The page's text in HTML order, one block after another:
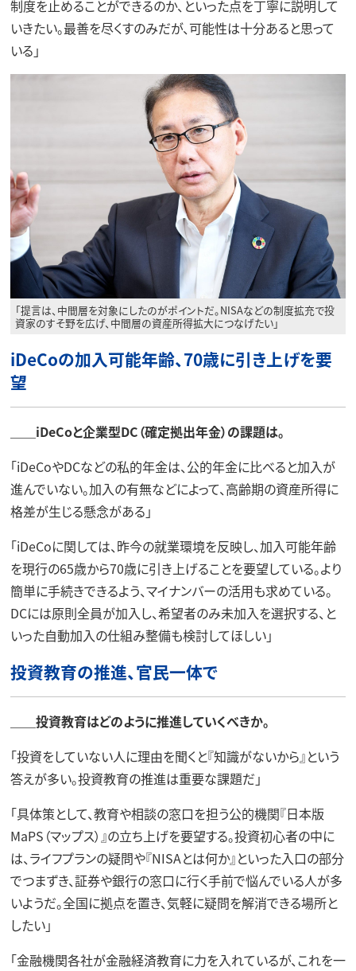
制度を止めることができるのか、といった点を丁寧に説明して
いきたい。最善を尽くすのみだが、可能性は十分あると思って
いる」
「提言は、中間層を対象にしたのがポイントだ。NISAなどの制度拡充で投
資家のすそ野を広げ、中間層の資産所得拡大につなげたい」
iDeCoの加入可能年齢、70歳に引き上げを要
望
＿＿iDeCoと企業型DC（確定拠出年金）の課題は。
「iDeCoやDCなどの私的年金は、公的年金に比べると加入が
進んでいない。加入の有無などによって、高齢期の資産所得に
格差が生じる懸念がある」
「iDeCoに関しては、昨今の就業環境を反映し、加入可能年齢
を現行の65歳から70歳に引き上げることを要望している。より
簡単に手続きできるよう、マイナンバーの活用も求めている。
DCには原則全員が加入し、希望者のみ未加入を選択する、と
いった自動加入の仕組み整備も検討してほしい」
投資教育の推進、官民一体で
＿＿投資教育はどのように推進していくべきか。
「投資をしていない人に理由を聞くと『知識がないから』という
答えが多い。投資教育の推進は重要な課題だ」
「具体策として、教育や相談の窓口を担う公的機関『日本版
MaPS（マップス）』の立ち上げを要望する。投資初心者の中に
は、ライフプランの疑問や『NISAとは何か』といった入口の部分
でつまずき、証券や銀行の窓口に行く手前で悩んでいる人が多
いようだ。全国に拠点を置き、気軽に疑問を解消できる場所と
したい」
「金融機関各社が金融経済教育に力を入れているが、これを一